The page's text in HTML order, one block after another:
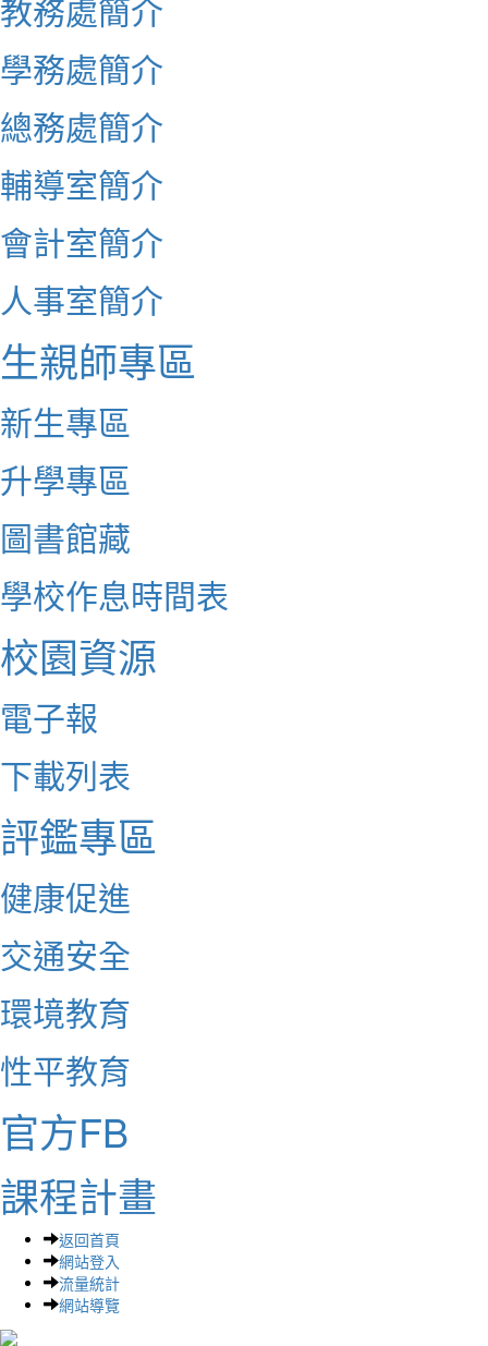
教務處簡介
學務處簡介
總務處簡介
輔導室簡介
會計室簡介
人事室簡介
生親師專區
新生專區
升學專區
圖書館藏
學校作息時間表
校園資源
電子報
下載列表
評鑑專區
健康促進
交通安全
環境教育
性平教育
官方FB
課程計畫
返回首頁
網站登入
流量統計
網站導覽